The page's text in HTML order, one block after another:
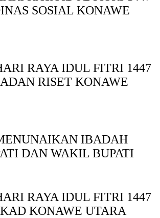
SOSIAL KONAWE
RAYA IDUL FITRI 1447
RISET KONAWE
IBADAH
DAN WAKIL BUPATI
RAYA IDUL FITRI 1447
KONAWE UTARA